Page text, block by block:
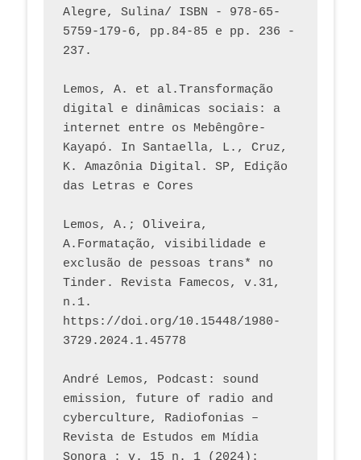
Alegre, Sulina/ ISBN - 978-65-
5759-179-6, pp.84-85 e pp. 236 -
237.
Lemos, A. et al.Transformação
digital e dinâmicas sociais: a
internet entre os Mebêngôre-
Kayapó. In Santaella, L., Cruz,
K. Amazônia Digital. SP, Edição
das Letras e Cores
Lemos, A.; Oliveira,
A.Formatação, visibilidade e
exclusão de pessoas trans* no
Tinder. Revista Famecos, v.31,
n.1.
https://doi.org/10.15448/1980-
3729.2024.1.45778
André Lemos, Podcast: sound
emission, future of radio and
cyberculture, Radiofonias –
Revista de Estudos em Mídia
Sonora : v. 15 n. 1 (2024):